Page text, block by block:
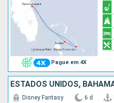
Pague em 4X
Disney Fantasy 6 d